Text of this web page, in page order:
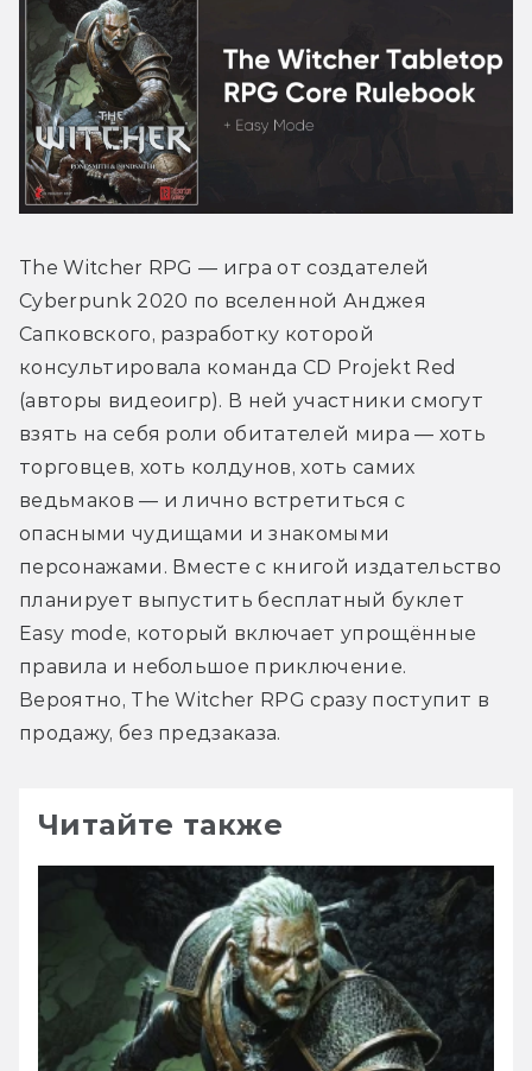
The Witcher RPG — игра от создателей
Cyberpunk 2020 по вселенной Анджея
Сапковского, разработку которой
консультировала команда CD Projekt Red
(авторы видеоигр). В ней участники смогут
взять на себя роли обитателей мира — хоть
торговцев, хоть колдунов, хоть самих
ведьмаков — и лично встретиться с
опасными чудищами и знакомыми
персонажами. Вместе с книгой издательство
планирует выпустить бесплатный буклет
Easy mode, который включает упрощённые
правила и небольшое приключение.
Вероятно, The Witcher RPG сразу поступит в
продажу, без предзаказа.
Читайте также